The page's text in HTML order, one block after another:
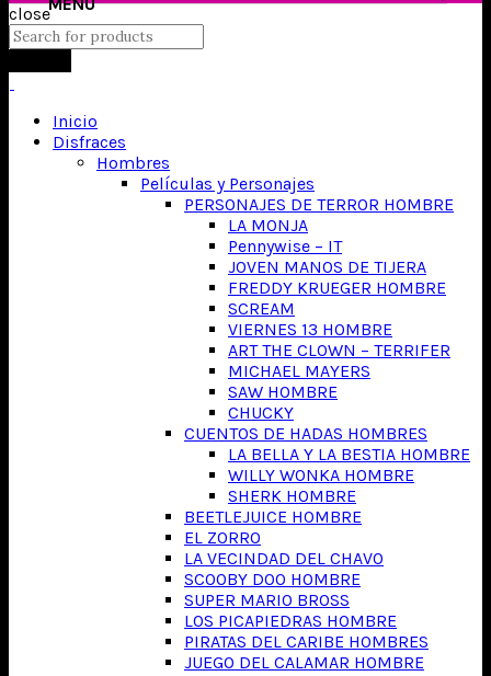
close
Inicio
Disfraces
Hombres
Películas y Personajes
PERSONAJES DE TERROR HOMBRE
LA MONJA
Pennywise – IT
JOVEN MANOS DE TIJERA
FREDDY KRUEGER HOMBRE
SCREAM
VIERNES 13 HOMBRE
ART THE CLOWN – TERRIFER
MICHAEL MAYERS
SAW HOMBRE
CHUCKY
CUENTOS DE HADAS HOMBRES
LA BELLA Y LA BESTIA HOMBRE
WILLY WONKA HOMBRE
SHERK HOMBRE
BEETLEJUICE HOMBRE
EL ZORRO
LA VECINDAD DEL CHAVO
SCOOBY DOO HOMBRE
SUPER MARIO BROSS
LOS PICAPIEDRAS HOMBRE
PIRATAS DEL CARIBE HOMBRES
JUEGO DEL CALAMAR HOMBRE